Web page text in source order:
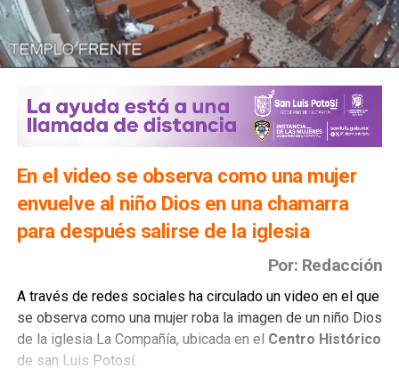
En el video se observa como una mujer
envuelve al niño Dios en una chamarra
para después salirse de la iglesia
Por: Redacción
A través de redes sociales ha circulado un video en el que
se observa como una mujer roba la imagen de un niño Dios
de la iglesia La Compañía, ubicada en el Centro Histórico
de san Luis Potosí.